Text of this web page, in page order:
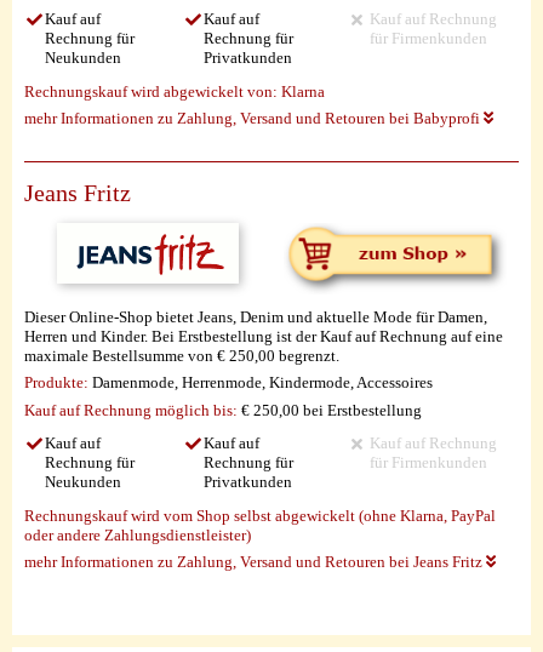
Kauf auf
Rechnung für
Neukunden
Kauf auf
Rechnung für
Privatkunden
Kauf auf Rechnung
für Firmenkunden
Rechnungskauf wird abgewickelt von: Klarna
mehr Informationen zu Zahlung, Versand und Retouren bei Babyprofi
Jeans Fritz
Dieser Online-Shop bietet Jeans, Denim und aktuelle Mode für Damen,
Herren und Kinder. Bei Erstbestellung ist der Kauf auf Rechnung auf eine
maximale Bestellsumme von € 250,00 begrenzt.
Produkte: Damenmode, Herrenmode, Kindermode, Accessoires
Kauf auf Rechnung möglich bis: € 250,00 bei Erstbestellung
Kauf auf
Rechnung für
Neukunden
Kauf auf
Rechnung für
Privatkunden
Kauf auf Rechnung
für Firmenkunden
Rechnungskauf wird vom Shop selbst abgewickelt (ohne Klarna, PayPal
oder andere Zahlungsdienstleister)
mehr Informationen zu Zahlung, Versand und Retouren bei Jeans Fritz